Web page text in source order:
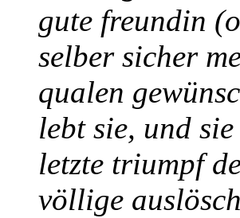
gute freundin
selber sicher
qualen
lebt sie, und
letzte triumpf
völlige